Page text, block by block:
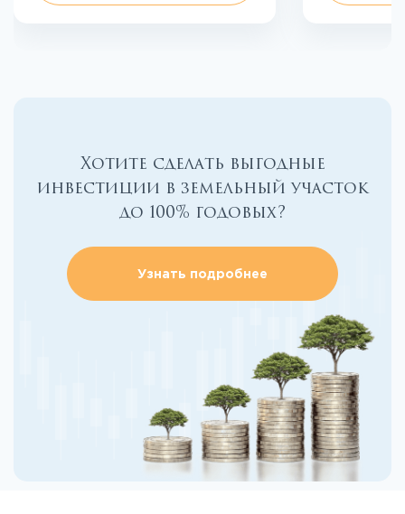
Хотите сделать выгодные
инвестиции в земельный участок
до 100% годовых?
Узнать подробнее